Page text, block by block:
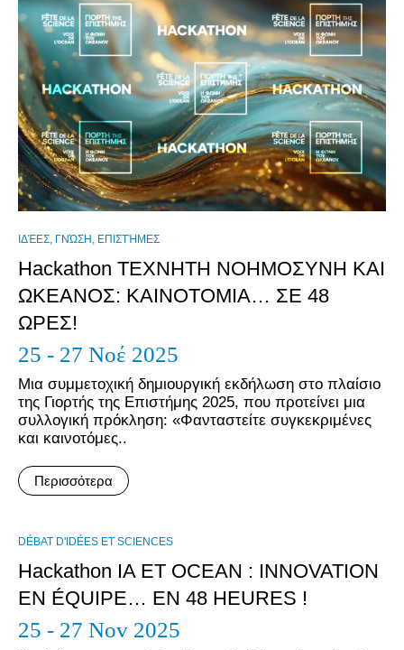
ΙΔΈΕΣ, ΓΝΏΣΗ, ΕΠΙΣΤΉΜΕΣ
Hackathon ΤΕΧΝΗΤΗ ΝΟΗΜΟΣΥΝΗ ΚΑΙ
ΩΚΕΑΝΟΣ: ΚΑΙΝΟΤΟΜΙΑ… ΣΕ 48
ΩΡΕΣ!
25 - 27 Νοέ 2025
Μια συμμετοχική δημιουργική εκδήλωση στο πλαίσιο
της Γιορτής της Επιστήμης 2025, που προτείνει μια
συλλογική πρόκληση: «Φανταστείτε συγκεκριμένες
και καινοτόμες..
Περισσότερα
DÉBAT D'IDÉES ET SCIENCES
Hackathon IA ET OCEAN : INNOVATION
EN ÉQUIPE… EN 48 HEURES !
25 - 27 Nov 2025